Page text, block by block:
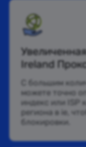
Ireland
С большим
можете точно
индекс или ISP
региона в ie,
блокировки.